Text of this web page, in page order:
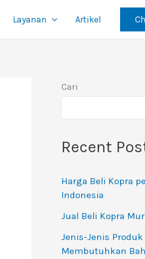
Layanan Artikel
Cari
Recent
Harga Beli Kopra
Indonesia
Jual Beli Kopra
Jenis-Jenis
Membutuhkan